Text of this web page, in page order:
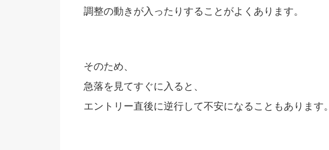
調整の動きが入ったりすることがよくあります。
そのため、
急落を見てすぐに入ると、
エントリー直後に逆行して不安になることもあります。